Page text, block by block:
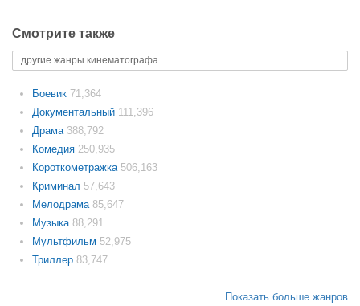
Смотрите также
другие жанры кинематографа
Боевик 71,364
Документальный 111,396
Драма 388,792
Комедия 250,935
Короткометражка 506,163
Криминал 57,643
Мелодрама 85,647
Музыка 88,291
Мультфильм 52,975
Триллер 83,747
Показать больше жанров